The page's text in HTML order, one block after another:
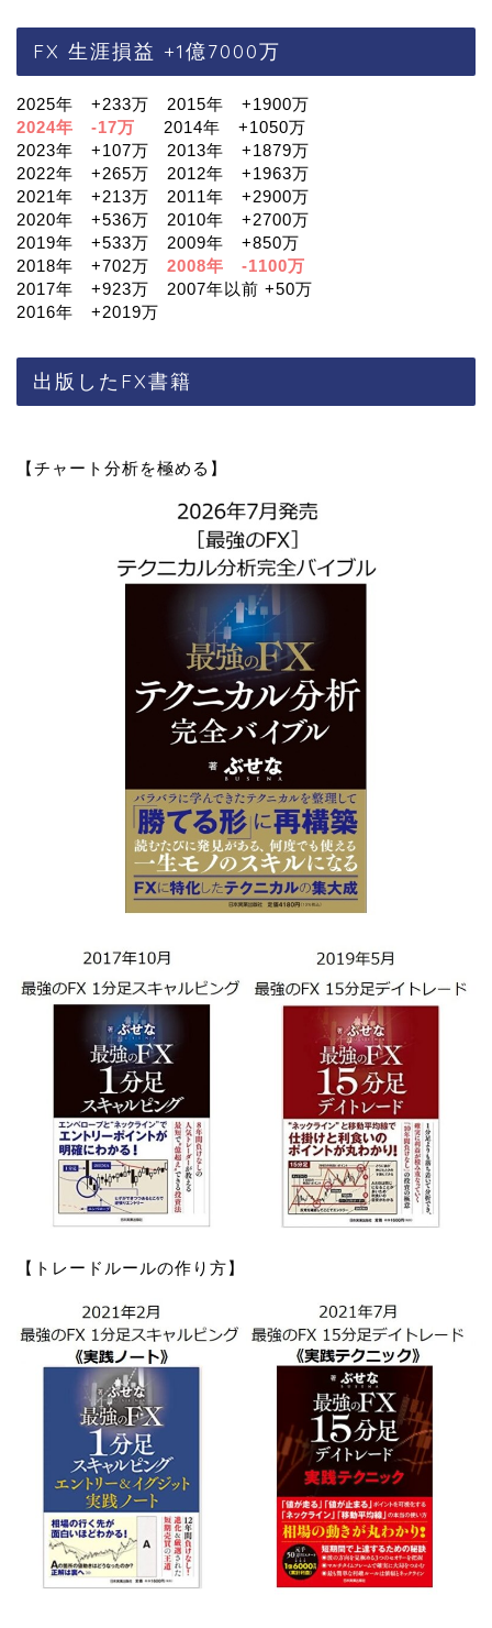
FX 生涯損益 +1億7000万
2025年 +233万 2015年 +1900万
2024年 -17万
2014年 +1050万
2023年 +107万 2013年 +1879万
2022年 +265万 2012年 +1963万
2021年 +213万 2011年 +2900万
2020年 +536万 2010年 +2700万
2019年 +533万 2009年 +850万
2018年 +702万 2008年 -1100万
2017年 +923万 2007年以前 +50万
2016年 +2019万
出版したFX書籍
【チャート分析を極める】
【トレードルールの作り方】